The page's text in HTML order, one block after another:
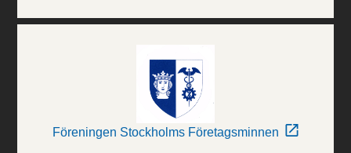
Föreningen Stockholms Företagsminnen